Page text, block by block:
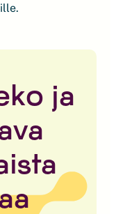
ja